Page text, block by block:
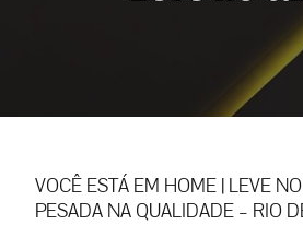
VOCÊ ESTÁ EM HOME | LEVE
PESADA NA QUALIDADE – RIO